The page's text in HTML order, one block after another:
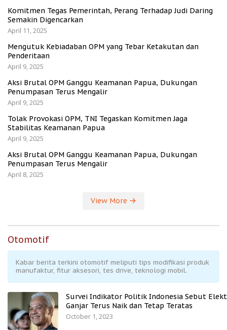
Komitmen Tegas Pemerintah, Perang Terhadap Judi Daring
Semakin Digencarkan
April 11, 2025
Mengutuk Kebiadaban OPM yang Tebar Ketakutan dan
Penderitaan
April 9, 2025
Aksi Brutal OPM Ganggu Keamanan Papua, Dukungan
Penumpasan Terus Mengalir
April 9, 2025
Tolak Provokasi OPM, TNI Tegaskan Komitmen Jaga
Stabilitas Keamanan Papua
April 9, 2025
Aksi Brutal OPM Ganggu Keamanan Papua, Dukungan
Penumpasan Terus Mengalir
April 8, 2025
View More
Otomotif
Kabar berita terkini otomotif meliputi tips modifikasi produk
manufaktur, fitur aksesori, tes drive, teknologi mobil.
Survei Indikator Politik Indonesia Sebut
Ganjar Terus Naik dan Tetap Teratas
October 1, 2023